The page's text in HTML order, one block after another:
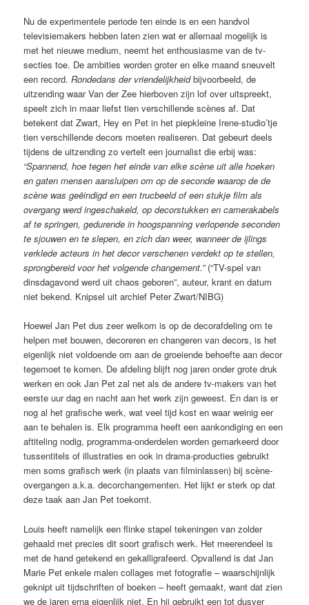
Nu de experimentele periode ten einde is en een handvol
televisiemakers hebben laten zien wat er allemaal mogelijk is
met het nieuwe medium, neemt het enthousiasme van de tv-
secties toe. De ambities worden groter en elke maand sneuvelt
een record.Rondedans der vriendelijkheidbijvoorbeeld, de
uitzending waar Van der Zee hierboven zijn lof over uitspreekt,
speelt zich in maar liefst tien verschillende scènes af. Dat
betekent dat Zwart, Hey en Pet in het piepkleine Irene-studio’tje
tien verschillende decors moeten realiseren. Dat gebeurt deels
tijdens de uitzending zo vertelt een journalist die erbij was:
“Spannend, hoe tegen het einde van elke scène uit alle hoeken
en gaten mensen aansluipen om op de seconde waarop de de
scène was geëindigd en een trucbeeld of een stukje film als
overgang werd ingeschakeld, op decorstukken en camerakabels
af te springen, gedurende in hoogspanning verlopende seconden
te sjouwen en te slepen, en zich dan weer, wanneer de ijlings
verklede acteurs in het decor verschenen verdekt op te stellen,
sprongbereid voor het volgende changement.”(“TV-spel van
dinsdagavond werd uit chaos geboren”, auteur, krant en datum
niet bekend. Knipsel uit archief Peter Zwart/NIBG)
Hoewel Jan Pet dus zeer welkom is op de decorafdeling om te
helpen met bouwen, decoreren en changeren van decors, is het
eigenlijk niet voldoende om aan de groeiende behoefte aan decor
tegemoet te komen. De afdeling blijft nog jaren onder grote druk
werken en ook Jan Pet zal net als de andere tv-makers van het
eerste uur dag en nacht aan het werk zijn geweest. En dan is er
nog al het grafische werk, wat veel tijd kost en waar weinig eer
aan te behalen is. Elk programma heeft een aankondiging en een
aftiteling nodig, programma-onderdelen worden gemarkeerd door
tussentitels of illustraties en ook in drama-producties gebruikt
men soms grafisch werk (in plaats van filminlassen) bij scène-
overgangen a.k.a. decorchangementen. Het lijkt er sterk op dat
deze taak aan Jan Pet toekomt.
Louis heeft namelijk een flinke stapel tekeningen van zolder
gehaald met precies dit soort grafisch werk. Het meerendeel is
met de hand getekend en gekalligrafeerd. Opvallend is dat Jan
Marie Pet enkele malen collages met fotografie – waarschijnlijk
geknipt uit tijdschriften of boeken – heeft gemaakt, want dat zien
we de jaren erna eigenlijk niet. En hij gebruikt een tot dusver